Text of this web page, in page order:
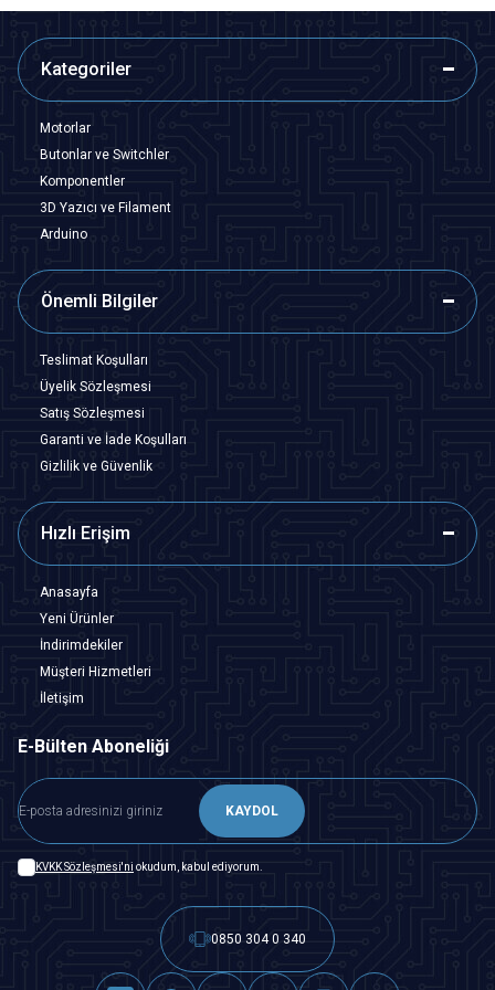
Kategoriler
Motorlar
Butonlar ve Switchler
Komponentler
3D Yazıcı ve Filament
Arduino
Önemli Bilgiler
Teslimat Koşulları
Üyelik Sözleşmesi
Satış Sözleşmesi
Garanti ve İade Koşulları
Gizlilik ve Güvenlik
Hızlı Erişim
Anasayfa
Yeni Ürünler
İndirimdekiler
Müşteri Hizmetleri
İletişim
E-Bülten Aboneliği
KAYDOL
KVKK Sözleşmesi'ni okudum, kabul ediyorum.
0850 304 0 340